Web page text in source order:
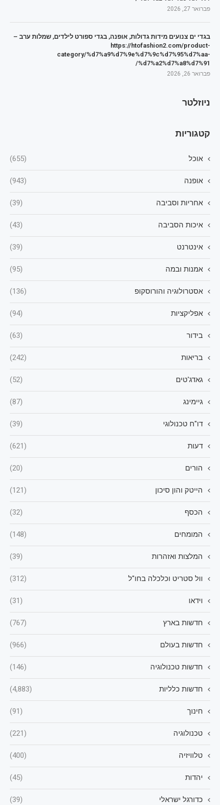
פברואר 27, 2026
בגדי ים צנועים מידות גדולות, אופנה, בגדי ספורט לילדים, שמלות ערב –
https://htofashion2.com/product-
category/%d7%a9%d7%9e%d7%9c%d7%95%d7%aa-
%d7%a2%d7%a8%d7%91/
פברואר 26, 2026
ניוזלטר
קטגוריות
אוכל (655)
אופנה (943)
אחריות וסביבה (39)
איכות הסביבה (43)
אינטרנט (39)
אמנות ובמה (95)
אסטרולוגיה והורוסקופ (136)
אפליקציות (94)
בידור (63)
בריאות (242)
גאדג'טים (52)
גיימינג (87)
דו"ח טכנולוגי (39)
דעות (621)
הורים (20)
הייטק והון סיכון (121)
הכסף (32)
המומחים (148)
המלצות ואזהרות (39)
וול סטריט וכלכלה בחו"ל (312)
וידאו (31)
חדשות בארץ (767)
חדשות בעולם (966)
חדשות טכנולוגיה (146)
חדשות כלליות (4,883)
חינוך (91)
טכנולוגיה (221)
טלוויזיה (400)
יהדות (45)
כדורגל ישראלי (39)